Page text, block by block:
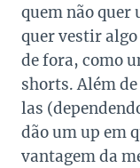
quem não quer
quer vestir
de fora, como
shorts. Além
las
dão um up em
vantagem da